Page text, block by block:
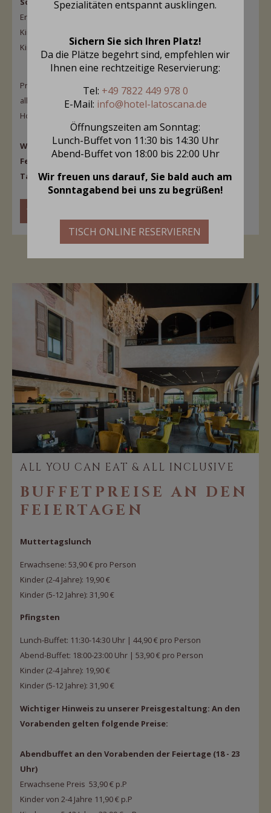
Spezialitäten entspannt ausklingen.
Sichern Sie sich Ihren Platz!
Da die Plätze begehrt sind, empfehlen wir
Ihnen eine rechtzeitige Reservierung:
Tel: +49 7822 449 978 0
E-Mail: info@hotel-latoscana.de
Öffnungszeiten am Sonntag:
Lunch-Buffet von 11:30 bis 14:30 Uhr
Abend-Buffet von 18:00 bis 22:00 Uhr
Wir freuen uns darauf, Sie bald auch am
Sonntagabend bei uns zu begrüßen!
TISCH ONLINE RESERVIEREN
Erwachsene Preis 52,90 € p.P
Kinder von 2-4 Jahre 11,90 € p.P
Kinder von 5-12 Jahre 23,90 € p.P
Preise für Lunch, und Abendbuffets verstehen sich inklusive
aller Getränke (Softdinks, Wasser, alkoholische Getränke).
Hochprozentige Spirituosen sind nicht inbegriffen.
Wichtiger Hinweis zu unserer Preisgestaltung: An
Feiertagen und deren Vorabenden gelten besondere
Tarife.
TISCH RESERVIEREN
ALL YOU CAN EAT & ALL INCLUSIVE
BUFFETPREISE AN DEN
FEIERTAGEN
Muttertagslunch
Erwachsene: 53,90 € pro Person
Kinder (2-4 Jahre): 19,90 €
Kinder (5-12 Jahre): 31,90 €
Pfingsten
Lunch-Buffet: 11:30-14:30 Uhr | 44,90 € pro Person
Abend-Buffet: 18:00-23:00 Uhr | 53,90 € pro Person
Kinder (2-4 Jahre): 19,90 €
Kinder (5-12 Jahre): 31,90 €
Wichtiger Hinweis zu unserer Preisgestaltung: An den
Vorabenden gelten folgende Preise:
Abendbuffet an den Vorabenden der Feiertage (18 - 23
Uhr)
Erwachsene Preis 53,90 € p.P
Kinder von 2-4 Jahre 11,90 € p.P